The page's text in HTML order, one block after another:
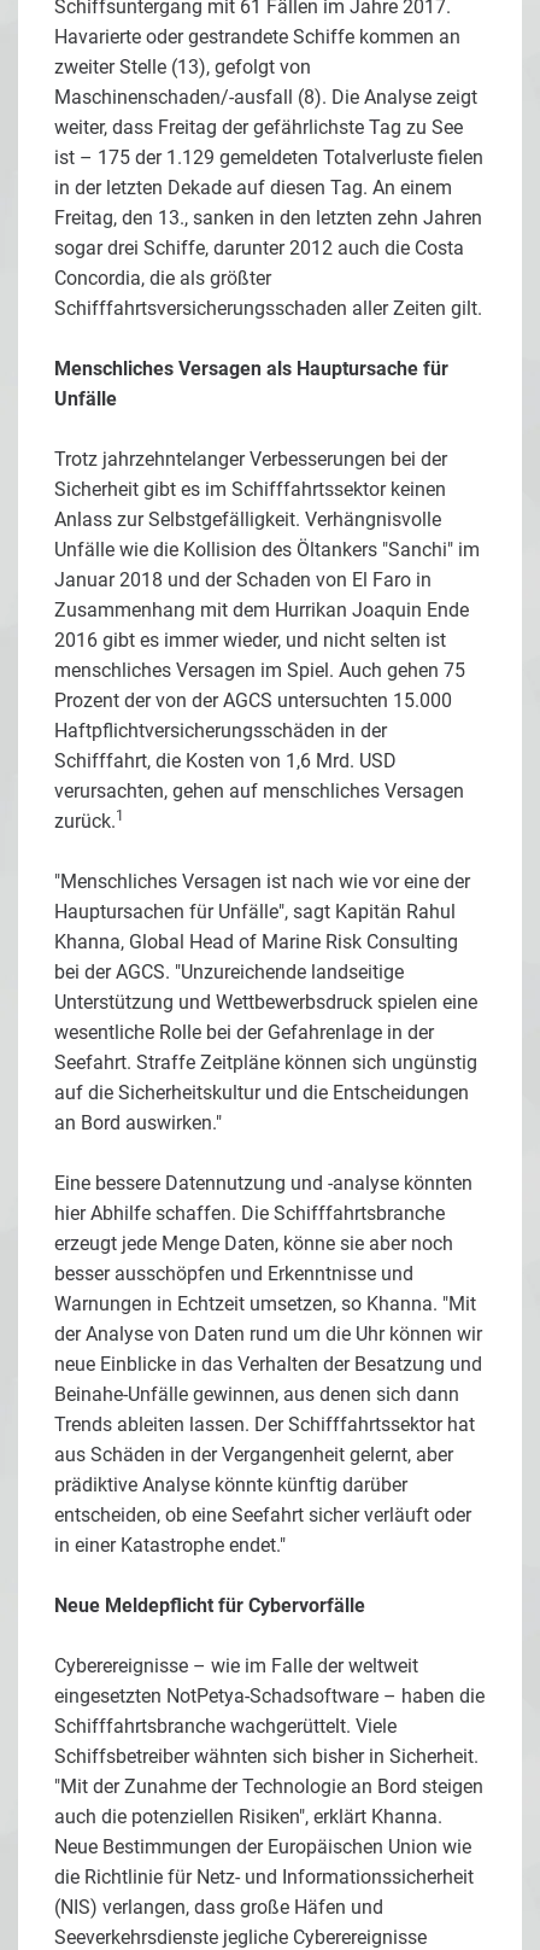
Schiffsuntergang mit 61 Fällen im Jahre 2017.
Havarierte oder gestrandete Schiffe kommen an
zweiter Stelle (13), gefolgt von
Maschinenschaden/-ausfall (8). Die Analyse zeigt
weiter, dass Freitag der gefährlichste Tag zu See
ist – 175 der 1.129 gemeldeten Totalverluste fielen
in der letzten Dekade auf diesen Tag. An einem
Freitag, den 13., sanken in den letzten zehn Jahren
sogar drei Schiffe, darunter 2012 auch die Costa
Concordia, die als größter
Schifffahrtsversicherungsschaden aller Zeiten gilt.
Menschliches Versagen als Hauptursache für
Unfälle
Trotz jahrzehntelanger Verbesserungen bei der
Sicherheit gibt es im Schifffahrtssektor keinen
Anlass zur Selbstgefälligkeit. Verhängnisvolle
Unfälle wie die Kollision des Öltankers "Sanchi" im
Januar 2018 und der Schaden von El Faro in
Zusammenhang mit dem Hurrikan Joaquin Ende
2016 gibt es immer wieder, und nicht selten ist
menschliches Versagen im Spiel. Auch gehen 75
Prozent der von der AGCS untersuchten 15.000
Haftpflichtversicherungsschäden in der
Schifffahrt, die Kosten von 1,6 Mrd. USD
verursachten, gehen auf menschliches Versagen
zurück.1
"Menschliches Versagen ist nach wie vor eine der
Hauptursachen für Unfälle", sagt Kapitän Rahul
Khanna, Global Head of Marine Risk Consulting
bei der AGCS. "Unzureichende landseitige
Unterstützung und Wettbewerbsdruck spielen eine
wesentliche Rolle bei der Gefahrenlage in der
Seefahrt. Straffe Zeitpläne können sich ungünstig
auf die Sicherheitskultur und die Entscheidungen
an Bord auswirken."
Eine bessere Datennutzung und -analyse könnten
hier Abhilfe schaffen. Die Schifffahrtsbranche
erzeugt jede Menge Daten, könne sie aber noch
besser ausschöpfen und Erkenntnisse und
Warnungen in Echtzeit umsetzen, so Khanna. "Mit
der Analyse von Daten rund um die Uhr können wir
neue Einblicke in das Verhalten der Besatzung und
Beinahe-Unfälle gewinnen, aus denen sich dann
Trends ableiten lassen. Der Schifffahrtssektor hat
aus Schäden in der Vergangenheit gelernt, aber
prädiktive Analyse könnte künftig darüber
entscheiden, ob eine Seefahrt sicher verläuft oder
in einer Katastrophe endet."
Neue Meldepflicht für Cybervorfälle
Cyberereignisse – wie im Falle der weltweit
eingesetzten NotPetya-Schadsoftware – haben die
Schifffahrtsbranche wachgerüttelt. Viele
Schiffsbetreiber wähnten sich bisher in Sicherheit.
"Mit der Zunahme der Technologie an Bord steigen
auch die potenziellen Risiken", erklärt Khanna.
Neue Bestimmungen der Europäischen Union wie
die Richtlinie für Netz- und Informationssicherheit
(NIS) verlangen, dass große Häfen und
Seeverkehrsdienste jegliche Cyberereignisse